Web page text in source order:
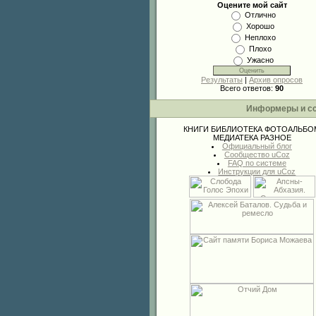
Оцените мой сайт
Отлично
Хорошо
Неплохо
Плохо
Ужасно
Результаты | Архив опросов
Всего ответов: 90
Информеры и
КНИГИ БИБЛИОТЕКА
МЕДИАТЕКА РАЗНОЕ
Официальный блог
Сообщество uCoz
FAQ по системе
Инструкции для uCoz